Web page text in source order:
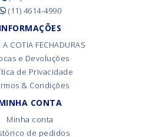
(11) 4614-4990
INFORMAÇÕES
A COTIA FECHADURAS
e Devoluções
de Privacidade
& Condições
CONTA
Minha conta
de pedidos